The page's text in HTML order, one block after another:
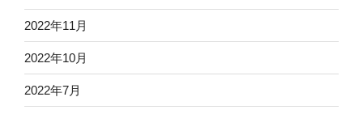
2022年11月
2022年10月
2022年7月